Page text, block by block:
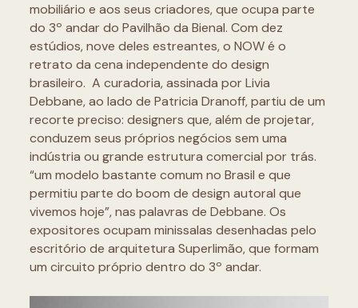
mobiliário e aos seus criadores, que ocupa parte
do 3º andar do Pavilhão da Bienal. Com dez
estúdios, nove deles estreantes, o NOW é o
retrato da cena independente do design
brasileiro. A curadoria, assinada por Livia
Debbane, ao lado de Patricia Dranoff, partiu de um
recorte preciso: designers que, além de projetar,
conduzem seus próprios negócios sem uma
indústria ou grande estrutura comercial por trás.
“um modelo bastante comum no Brasil e que
permitiu parte do boom de design autoral que
vivemos hoje”, nas palavras de Debbane. Os
expositores ocupam minissalas desenhadas pelo
escritório de arquitetura Superlimão, que formam
um circuito próprio dentro do 3º andar.